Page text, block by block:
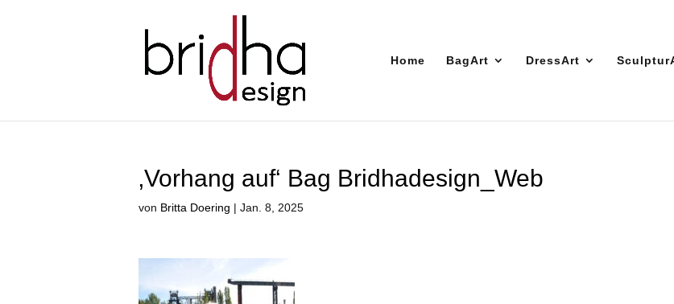
Home BagArt DressArt
‚Vorhang auf‘ Bag Bridhadesign_Web
von Britta Doering | Jan. 8, 2025